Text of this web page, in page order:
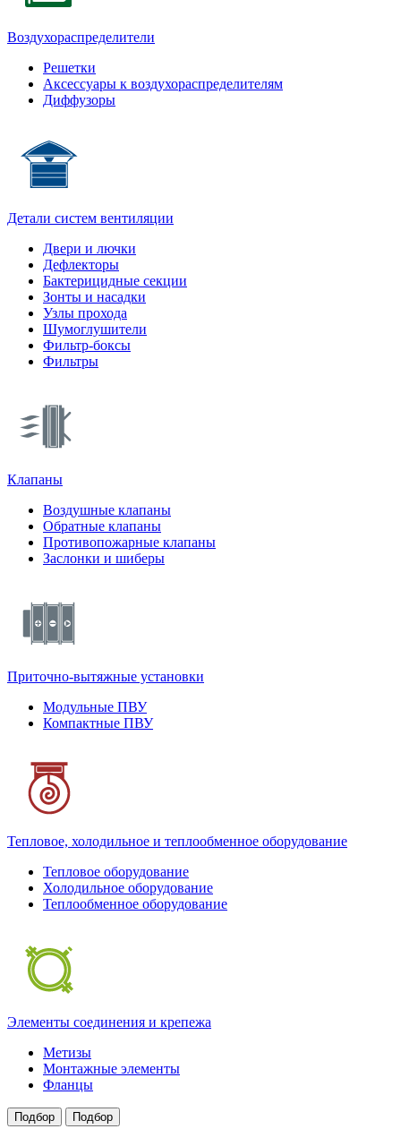
Воздухораспределители
Решетки
Аксессуары к воздухораспределителям
Диффузоры
Детали систем вентиляции
Двери и лючки
Дефлекторы
Бактерицидные секции
Зонты и насадки
Узлы прохода
Шумоглушители
Фильтр-боксы
Фильтры
Клапаны
Воздушные клапаны
Обратные клапаны
Противопожарные клапаны
Заслонки и шиберы
Приточно-вытяжные установки
Модульные ПВУ
Компактные ПВУ
Тепловое, холодильное и теплообменное оборудование
Тепловое оборудование
Холодильное оборудование
Теплообменное оборудование
Элементы соединения и крепежа
Метизы
Монтажные элементы
Фланцы
Подбор Подбор